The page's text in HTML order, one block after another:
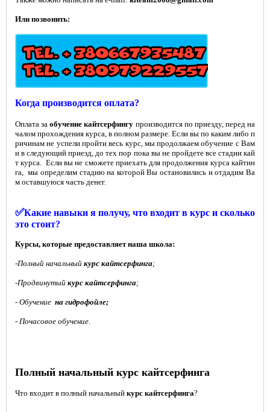
Или позвонить:
Когда производится оплата?
Оплата заобучение кайтсерфингу производится по приезду, перед на
чалом прохождения курса, в полном размере. Если вы по каким либо п
ричинам не успели пройти весь курс, мы продолжаем обучение с Вам
и в следующий приезд, до тех пор пока вы не пройдете все стадии кай
т курса. Если вы не сможете приехать для продолжения курса кайтин
га, мы определим стадию на которой Вы остановились и отдадим Ва
м оставшуюся часть денег.
✅Какие навыки я получу, что входит в курс и сколько
это стоит?
Курсы, которые предоставляет наша школа:
-Полный начальный курс кайтсерфинга;
-Продвинутый курс кайтсерфинга;
- Обучение на гидрофойле;
- Почасовое обучение.
Полный начальный курс кайтсерфинга
Что входит в полный начальный курс кайтсерфинга?